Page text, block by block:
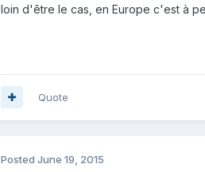
loin d'être le cas, en Europe c'est à
Quote
Posted June 19, 2015